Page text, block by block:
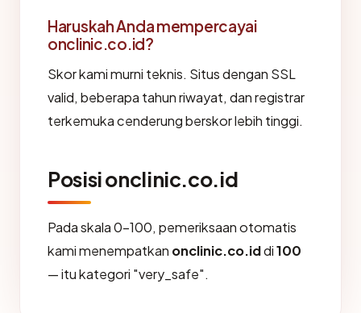
Haruskah Anda mempercayai
onclinic.co.id?
Skor kami murni teknis. Situs dengan SSL
valid, beberapa tahun riwayat, dan registrar
terkemuka cenderung berskor lebih tinggi.
Posisi onclinic.co.id
Pada skala 0-100, pemeriksaan otomatis
kami menempatkan onclinic.co.iddi100
— itu kategori "very_safe".